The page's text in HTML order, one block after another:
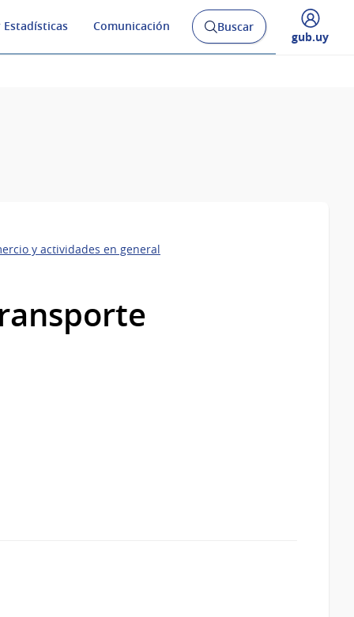
Estadísticas Comunicación
Abrir
buscador
Buscar
Desplegar
gub.uy
y actividades en general